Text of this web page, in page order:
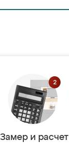
Замер и расчет